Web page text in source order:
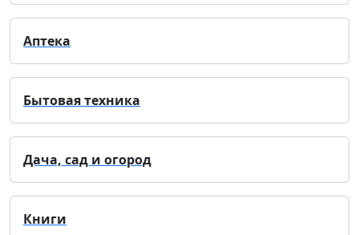
Аптека
Бытовая техника
Дача, сад и огород
Книги